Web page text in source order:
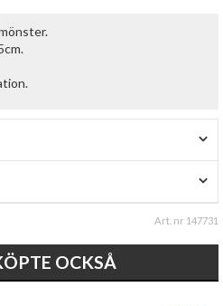
Art. nr 147731
OCKSÅ